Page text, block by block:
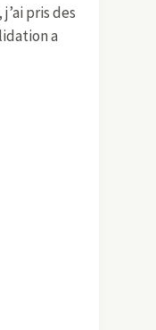
pris des
a